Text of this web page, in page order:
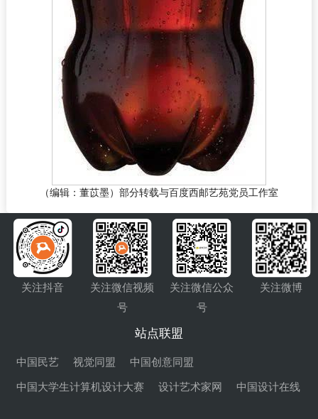
（编辑：董苡墨）部分转载与百度西邮艺苑党员工作室
关注抖音
关注微信视频
号
关注微信公众
号
关注微博
站点联盟
中国民艺 视觉同盟 中国创意同盟
中国大学生计算机设计大赛 设计艺术家网 中国设计在线